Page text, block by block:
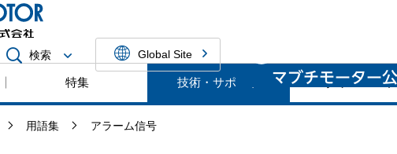
検索 Global Site
特集 技術・サポート ダウンロード
用語集 アラーム信号